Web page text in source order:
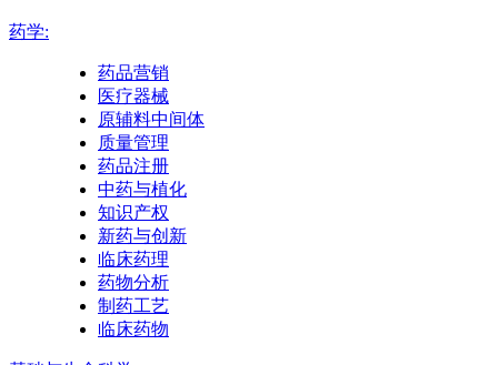
药学:
药品营销
医疗器械
原辅料中间体
质量管理
药品注册
中药与植化
知识产权
新药与创新
临床药理
药物分析
制药工艺
临床药物